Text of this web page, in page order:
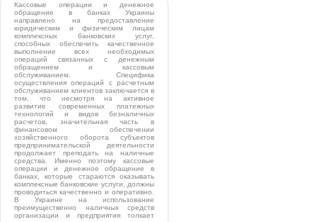
Кассовые операции и денежное
обращение в банках Украины
направлено на предоставление
юридическим и физическим лицам
комплексных банковских услуг,
способных обеспечить качественное
выполнение всех необходимых
операций связанных с денежным
обращением и кассовым
обслуживанием. Специфика
осуществления операций с расчетным
обслуживанием клиентов заключается в
том, что несмотря на активное
развитие современных платежных
технологий и видов безналичных
расчетов, значительная часть в
финансовом обеспечении
хозяйственного оборота субъектов
предпринимательской деятельности
продолжает преподать на наличные
средства. Именно поэтому кассовые
операции и денежное обращение в
банках, которые стараются оказывать
комплексные банковские услуги, должны
проводиться качественно и оперативно.
В Украине на использование
преимущественно наличных средств
организации и предприятия толкает